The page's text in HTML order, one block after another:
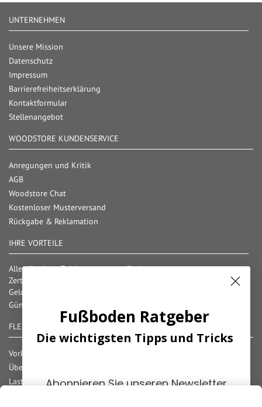
UNTERNEHMEN
Unsere Mission
Datenschutz
Impressum
Barrierefreiheitserklärung
Kontaktformular
Stellenangebot
WOODSTORE KUNDENSERVICE
Anregungen und Kritik
AGB
Woodstore Chat
Kostenloser Musterversand
Rückgabe & Reklamation
IHRE VORTEILE
Alle gängigen Zahlungsarten verfügbar
Zertifizierter und geprüfter Shop
Geld-Zurück-Garantie
Günstige Versandkosten/ Frachtkostenfreigrenzen
FLEXIBLE ZAHLUNG
Vorkasse
Überweisung
Lastschrift
Fußboden Ratgeber
Die wichtigsten Tipps und Tricks
Abonnieren Sie unseren Newsletter